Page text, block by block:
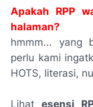
Apakah RPP
halaman?
hmmm... yang
perlu kami
HOTS, literasi,
Lihat esensi